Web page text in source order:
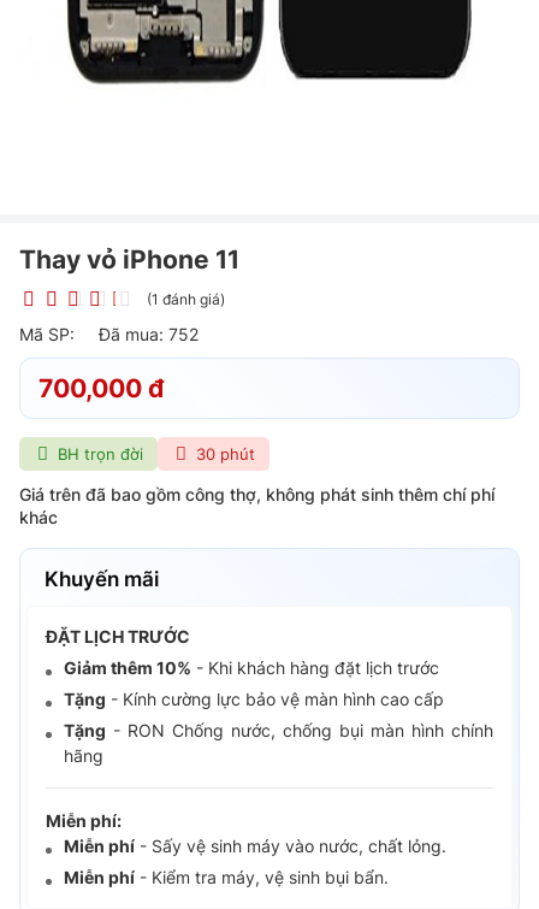
Thay vỏ iPhone 11
(1 đánh giá)
Mã SP: Đã mua: 752
700,000 đ
BH trọn đời 30 phút
Giá trên đã bao gồm công thợ, không phát sinh thêm chí phí
khác
Khuyến mãi
ĐẶT LỊCH TRƯỚC
Giảm thêm 10% - Khi khách hàng đặt lịch trước
Tặng - Kính cường lực bảo vệ màn hình cao cấp
Tặng - RON Chống nước, chống bụi màn hình chính
hãng
Miễn phí:
Miễn phí - Sấy vệ sinh máy vào nước, chất lỏng.
Miễn phí - Kiểm tra máy, vệ sinh bụi bẩn.